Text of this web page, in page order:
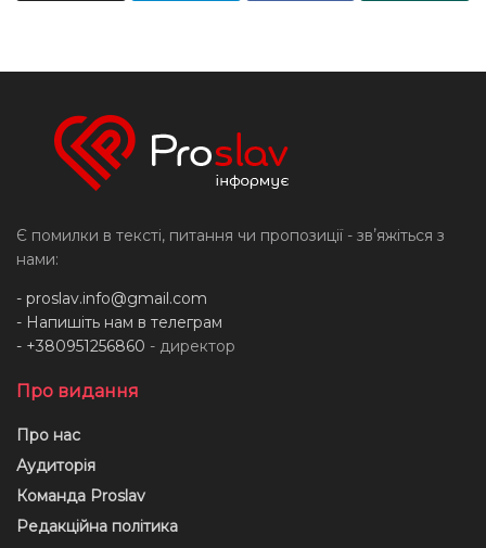
Є помилки в тексті, питання чи пропозиції - звʼяжіться з
нами:
- proslav.info@gmail.com
- Напишіть нам в телеграм
- +380951256860 - директор
Про видання
Про нас
Аудиторія
Команда Proslav
Редакційна політика